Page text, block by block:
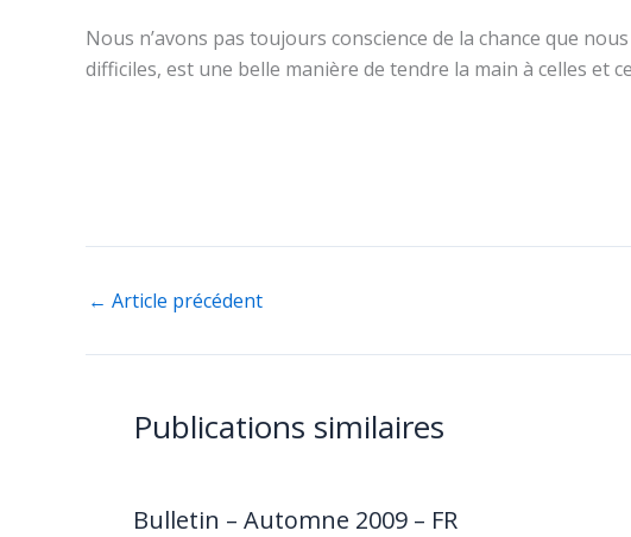
Nous n’avons pas toujours conscience de la chance que
difficiles, est une belle manière de tendre la main à celles et
← Article précédent
Publications similaires
Bulletin – Automne 2009 – FR